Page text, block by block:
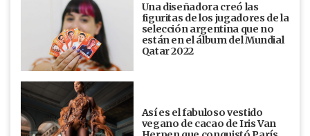
Una diseñadora creó las
figuritas de los jugadores de la
selección argentina que no
están en el álbum del Mundial
Qatar 2022
Así es el fabuloso vestido
vegano de cacao de Iris Van